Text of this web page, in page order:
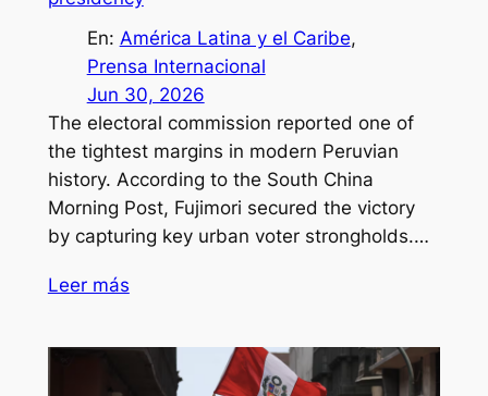
En: América Latina y el Caribe
Prensa Internacional
Jun 30, 2026
The electoral commission reported one of
the tightest margins in modern Peruvian
history. According to the South China
Morning Post, Fujimori secured the victory
by capturing key urban voter strongholds.…
Leer más